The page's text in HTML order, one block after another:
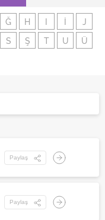
Ğ H
J
S Ş T U
Ü
Paylaş
Paylaş